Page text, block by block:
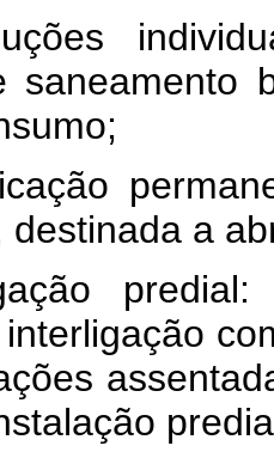
saneamento
destinada a